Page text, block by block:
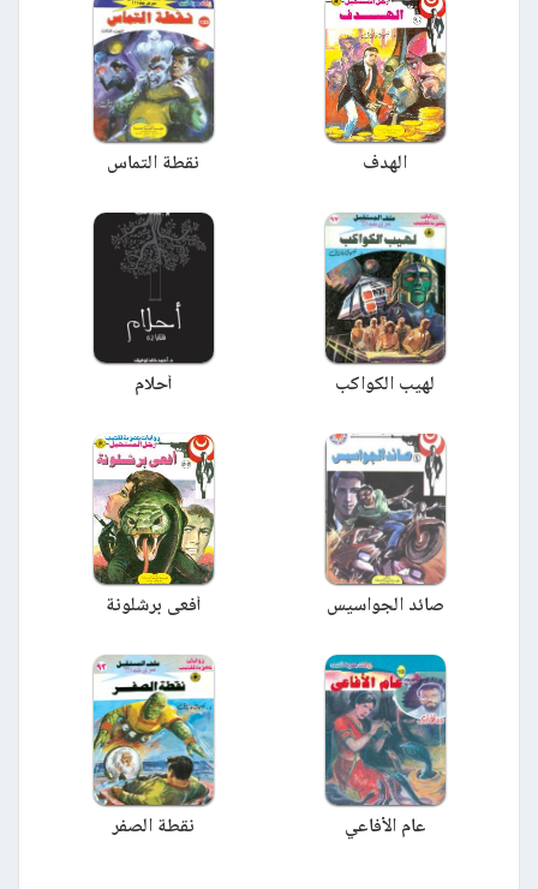
الهدف نقطة التماس
لهيب الكواكب أحلام
صائد الجواسيس أفعى برشلونة
عام الأفاعي نقطة الصفر